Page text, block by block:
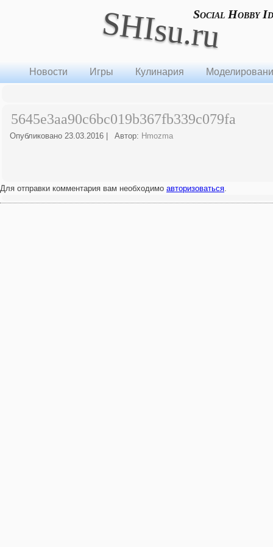
SHIsu.ruSocial Hobby
Новости Игры Кулинария
5645e3aa90c6bc019b367fb339c079fa
Опубликовано 23.03.2016 Автор: Hmozma
Для отправки комментария вам необходимо авторизоваться.